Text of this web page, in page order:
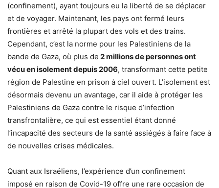
(confinement), ayant toujours eu la liberté de se déplacer
et de voyager. Maintenant, les pays ont fermé leurs
frontières et arrêté la plupart des vols et des trains.
Cependant, c’est la norme pour les Palestiniens de la
bande de Gaza, où plus de 2 millions de personnes ont
vécu en isolement depuis 2006, transformant cette petite
région de Palestine en prison à ciel ouvert. L’isolement est
désormais devenu un avantage, car il aide à protéger les
Palestiniens de Gaza contre le risque d’infection
transfrontalière, ce qui est essentiel étant donné
l’incapacité des secteurs de la santé assiégés à faire face à
de nouvelles crises médicales.
Quant aux Israéliens, l’expérience d’un confinement
imposé en raison de Covid-19 offre une rare occasion de